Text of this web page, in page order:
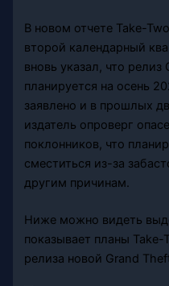
В новом отчете Take-
второй календарный
вновь указал, что
планируется на осень
заявлено и в прошлых
издатель опроверг
поклонников, что
сместиться из-за
другим причинам.
Ниже можно видеть
показывает планы
релиза новой Grand